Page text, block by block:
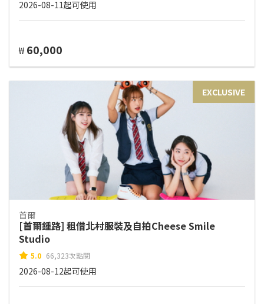
2026-08-11起可使用
₩ 60,000
EXCLUSIVE
首爾
[首爾鍾路] 租借北村服裝及自拍Cheese Smile
Studio
5.0 66,323次點閱
2026-08-12起可使用